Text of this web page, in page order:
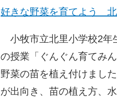
好きな野菜を育てよう
小牧市立北里小学校2年
の授業「ぐんぐん育てみ
野菜の苗を植え付けま
が出向き、苗の植え方、